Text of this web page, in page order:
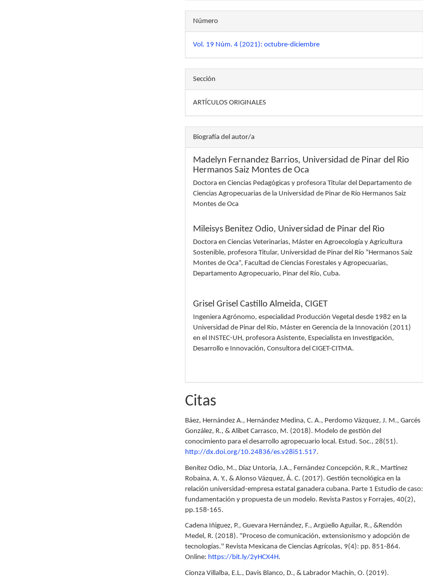
Número
Vol. 19 Núm. 4 (2021): octubre-diciembre
Sección
ARTÍCULOS ORIGINALES
Biografía del autor/a
Madelyn Fernandez Barrios, Universidad de Pinar del Rio
Hermanos Saiz Montes de Oca
Doctora en Ciencias Pedagógicas y profesora Titular del Departamento de
Ciencias Agropecuarias de la Universidad de Pinar de Río Hermanos Saiz
Montes de Oca
Mileisys Benitez Odio, Universidad de Pinar del Rìo
Doctora en Ciencias Veterinarias, Máster en Agroecología y Agricultura
Sostenible, profesora Titular, Universidad de Pinar del Río “Hermanos Saíz
Montes de Oca”, Facultad de Ciencias Forestales y Agropecuarias,
Departamento Agropecuario, Pinar del Río, Cuba.
Grisel Grisel Castillo Almeida,CIGET
Ingeniera Agrónomo, especialidad Producción Vegetal desde 1982 en la
Universidad de Pinar del Río, Máster en Gerencia de la Innovación (2011)
en el INSTEC-UH, profesora Asistente, Especialista en Investigación,
Desarrollo e Innovación, Consultora del CIGET-CITMA.
Citas
Báez, Hernández A., Hernández Medina, C. A., Perdomo Vázquez, J. M., Garcés
González, R., & Alibet Carrasco, M. (2018). Modelo de gestión del
conocimiento para el desarrollo agropecuario local. Estud. Soc., 28(51).
http://dx.doi.org/10.24836/es.v28i51.517.
Benítez Odio, M., Díaz Untoria, J.A., Fernández Concepción, R.R., Martínez
Robaina, A. Y., & Alonso Vázquez, Á. C. (2017). Gestión tecnológica en la
relación universidad-empresa estatal ganadera cubana. Parte 1 Estudio de caso:
fundamentación y propuesta de un modelo. Revista Pastos y Forrajes, 40(2),
pp.158-165.
Cadena Iñiguez, P., Guevara Hernández, F., Argüello Aguilar, R., &Rendón
Medel, R. (2018). "Proceso de comunicación, extensionismo y adopción de
tecnologías." Revista Mexicana de Ciencias Agrícolas, 9(4): pp. 851-864.
Online: https://bit.ly/2yHCX4H.
Cionza Villalba, E.L., Davis Blanco, D., & Labrador Machín, O. (2019).